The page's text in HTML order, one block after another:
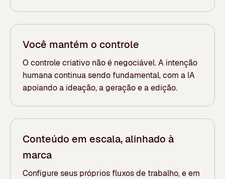
Você mantém o controle
O controle criativo não é negociável. A intenção
humana continua sendo fundamental, com a IA
apoiando a ideação, a geração e a edição.
Conteúdo em escala, alinhado à
marca
Configure seus próprios fluxos de trabalho, e em